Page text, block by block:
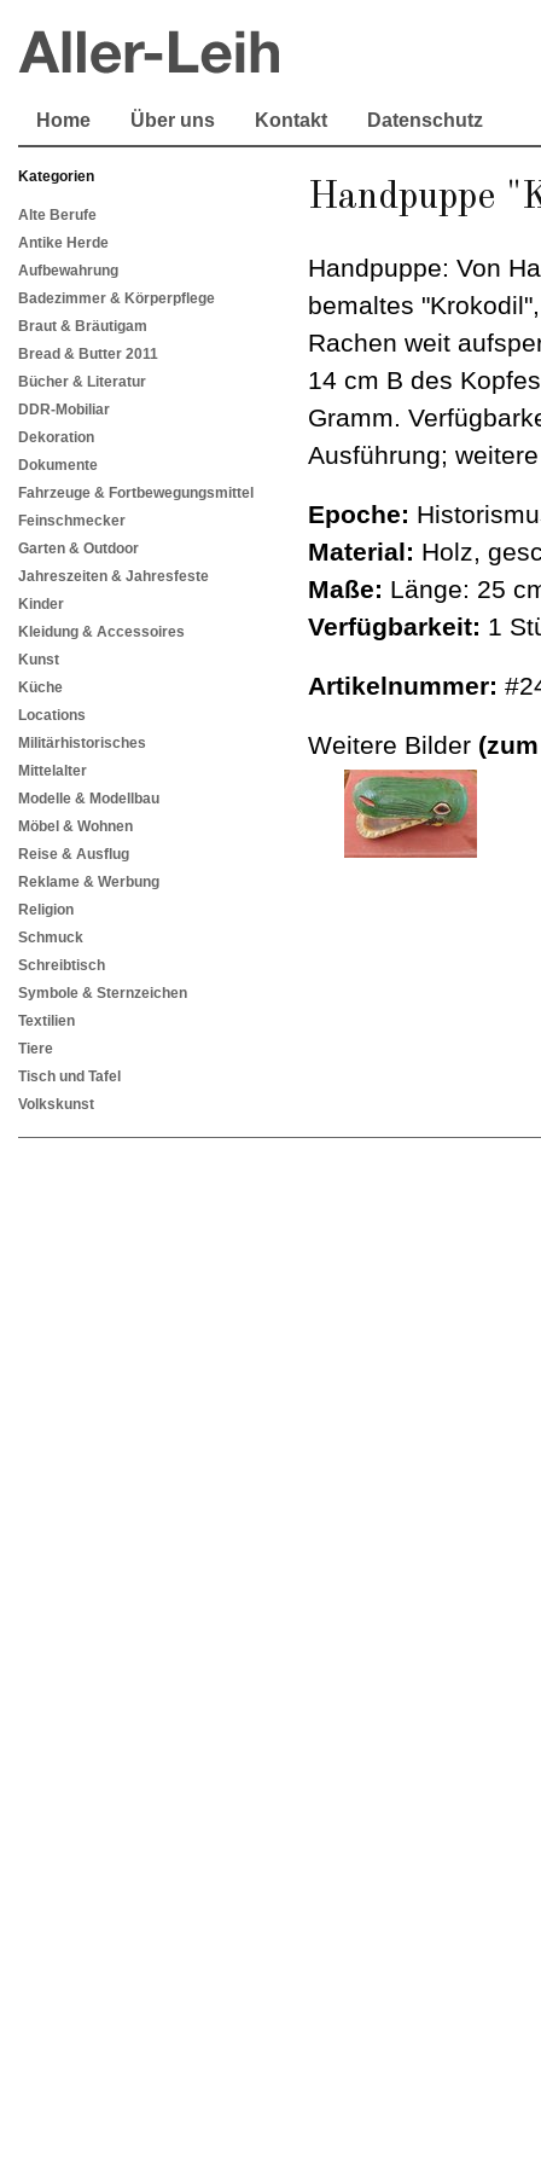
Home Über uns Kontakt Datenschutz
Kategorien
Alte Berufe
Antike Herde
Aufbewahrung
Badezimmer & Körperpflege
Braut & Bräutigam
Bread & Butter 2011
Bücher & Literatur
DDR-Mobiliar
Dekoration
Dokumente
Fahrzeuge & Fortbewegungsmittel
Feinschmecker
Garten & Outdoor
Jahreszeiten & Jahresfeste
Kinder
Kleidung & Accessoires
Kunst
Küche
Locations
Militärhistorisches
Mittelalter
Modelle & Modellbau
Möbel & Wohnen
Reise & Ausflug
Reklame & Werbung
Religion
Schmuck
Schreibtisch
Symbole & Sternzeichen
Textilien
Tiere
Tisch und Tafel
Volkskunst
Handpuppe
Handpuppe: Von
bemaltes
Rachen weit
14 cm B des
Gramm.
Ausführung;
Epoche:
Material: Holz,
Maße: Länge: 25
Verfügbarkeit: 1
Artikelnummer:
Weitere Bilder